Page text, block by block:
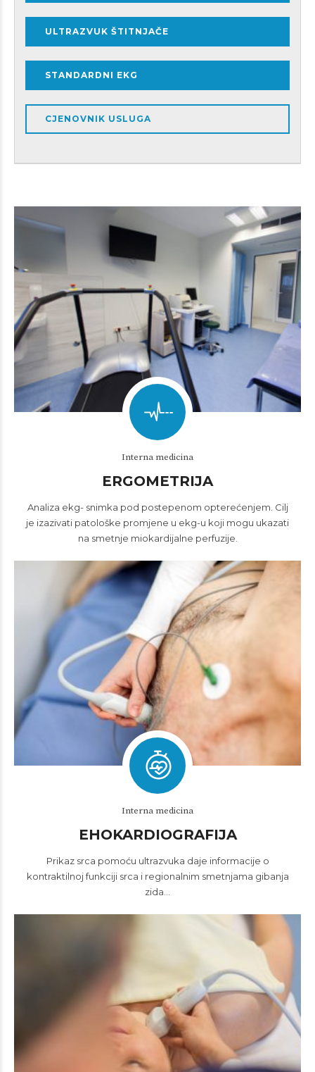
ULTRAZVUK ŠTITNJAČE
STANDARDNI EKG
CJENOVNIK USLUGA
Interna medicina
ERGOMETRIJA
Analiza ekg- snimka pod postepenom opterećenjem. Cilj
je izazivati patološke promjene u ekg-u koji mogu ukazati
na smetnje miokardijalne perfuzije.
Interna medicina
EHOKARDIOGRAFIJA
Prikaz srca pomoću ultrazvuka daje informacije o
kontraktilnoj funkciji srca i regionalnim smetnjama gibanja
zida…